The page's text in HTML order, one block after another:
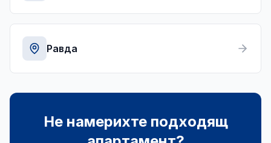
Равда
Не намерихте подходящ